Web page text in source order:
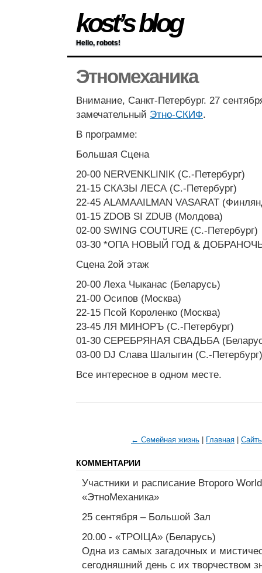
kost’s blog
Hello, robots!
Этномеханика
Внимание, Санкт-Петербург. 27
замечательный Этно-СКИФ.
В программе:
Большая Сцена
20-00 NERVENKLINIK (С.-Петербург)
21-15 СКАЗЫ ЛЕСА (С.-Петербург)
22-45 ALAMAAILMAN VASARAT
01-15 ZDOB SI ZDUB (Молдова)
02-00 SWING COUTURE (С.-Петербург)
03-30 *ОПА НОВЫЙ ГОД & ДОБРАНОЧЬ
Сцена 2ой этаж
20-00 Леха Чыканас (Беларусь)
21-00 Осипов (Москва)
22-15 Псой Короленко (Москва)
23-45 ЛЯ МИНОРЪ (С.-Петербург)
01-30 СЕРЕБРЯНАЯ СВАДЬБА
03-00 DJ Слава Шалыгин (С.-Петербург)
Все интересное в одном месте.
← Семейная жизнь Главная
КОММЕНТАРИИ
Участники и расписание Второго
«ЭтноМеханика»
25 сентября – Большой Зал
20.00 - «TРОIЦА» (Беларусь)
Одна из самых загадочных и
сегодняшний день с их творчеством